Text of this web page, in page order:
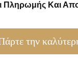
Πληρωμής Και
την